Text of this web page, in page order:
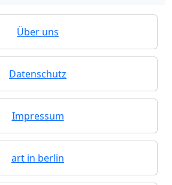
Über uns
Datenschutz
Impressum
art in berlin